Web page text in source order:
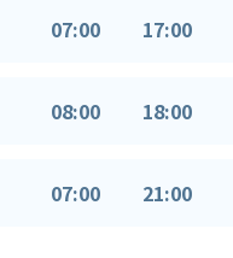
07:00 17:00
08:00 18:00
07:00 21:00